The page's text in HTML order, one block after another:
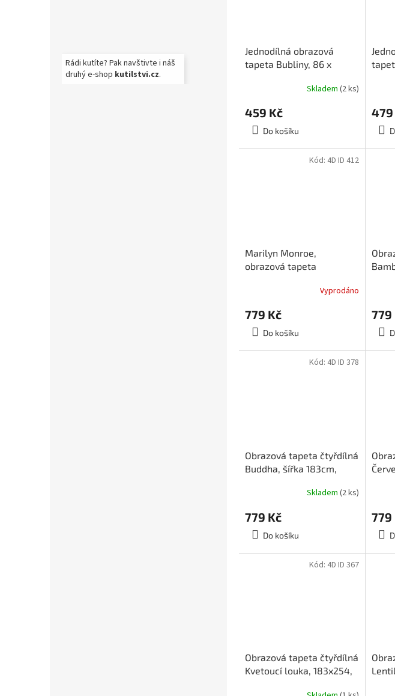
Rádi kutíte? Pak navštivte i náš
druhý e-shop kutilstvi.cz.
Jednodílná obrazová
tapeta Bubliny, 86 x
Skladem (2 ks)
459 Kč
Do košíku
479
Marilyn Monroe,
obrazová tapeta
Vyprodáno
779 Kč
Do košíku
Kód: 4D ID 412
779
Obrazová tapeta čtyřdílná
Buddha, šířka 183cm,
Skladem (2 ks)
779 Kč
Do košíku
Kód: 4D ID 378
779
Obrazová tapeta čtyřdílná
Kvetoucí louka, 183x254,
Kód: 4D ID 367